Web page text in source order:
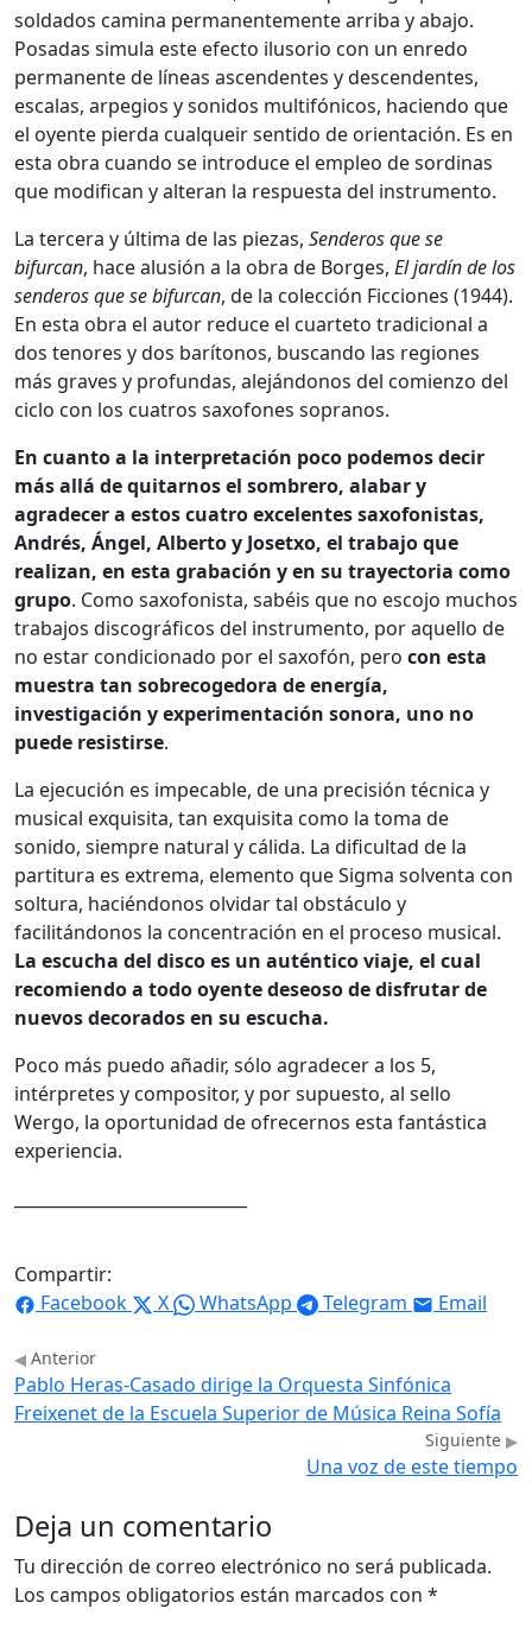
soldados camina permanentemente arriba y abajo.
Posadas simula este efecto ilusorio con un enredo
permanente de líneas ascendentes y descendentes,
escalas, arpegios y sonidos multifónicos, haciendo que
el oyente pierda cualqueir sentido de orientación. Es en
esta obra cuando se introduce el empleo de sordinas
que modifican y alteran la respuesta del instrumento.
La tercera y última de las piezas, Senderos que se
bifurcan, hace alusión a la obra de Borges, El jardín de los
senderos que se bifurcan, de la colección Ficciones (1944).
En esta obra el autor reduce el cuarteto tradicional a
dos tenores y dos barítonos, buscando las regiones
más graves y profundas, alejándonos del comienzo del
ciclo con los cuatros saxofones sopranos.
En cuanto a la interpretación poco podemos decir
más allá de quitarnos el sombrero, alabar y
agradecer a estos cuatro excelentes saxofonistas,
Andrés, Ángel, Alberto y Josetxo, el trabajo que
realizan, en esta grabación y en su trayectoria como
grupo. Como saxofonista, sabéis que no escojo muchos
trabajos discográficos del instrumento, por aquello de
no estar condicionado por el saxofón, pero con esta
muestra tan sobrecogedora de energía,
investigación y experimentación sonora, uno no
puede resistirse.
La ejecución es impecable, de una precisión técnica y
musical exquisita, tan exquisita como la toma de
sonido, siempre natural y cálida. La dificultad de la
partitura es extrema, elemento que Sigma solventa con
soltura, haciéndonos olvidar tal obstáculo y
facilitándonos la concentración en el proceso musical.
La escucha del disco es un auténtico viaje, el cual
recomiendo a todo oyente deseoso de disfrutar de
nuevos decorados en su escucha.
Poco más puedo añadir, sólo agradecer a los 5,
intérpretes y compositor, y por supuesto, al sello
Wergo, la oportunidad de ofrecernos esta fantástica
experiencia.
Compartir:
Facebook
X WhatsApp Telegram Email
Anterior
Pablo Heras-Casado dirige la Orquesta Sinfónica
Freixenet de la Escuela Superior de Música Reina Sofía
Siguiente
Una voz de este tiempo
Deja un comentario
Tu dirección de correo electrónico no será publicada.
Los campos obligatorios están marcados con *